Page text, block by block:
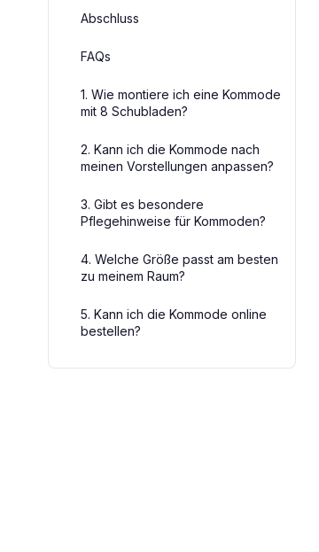
Abschluss
FAQs
1. Wie montiere ich eine Kommode
mit 8 Schubladen?
2. Kann ich die Kommode nach
meinen Vorstellungen anpassen?
3. Gibt es besondere
Pflegehinweise für Kommoden?
4. Welche Größe passt am besten
zu meinem Raum?
5. Kann ich die Kommode online
bestellen?